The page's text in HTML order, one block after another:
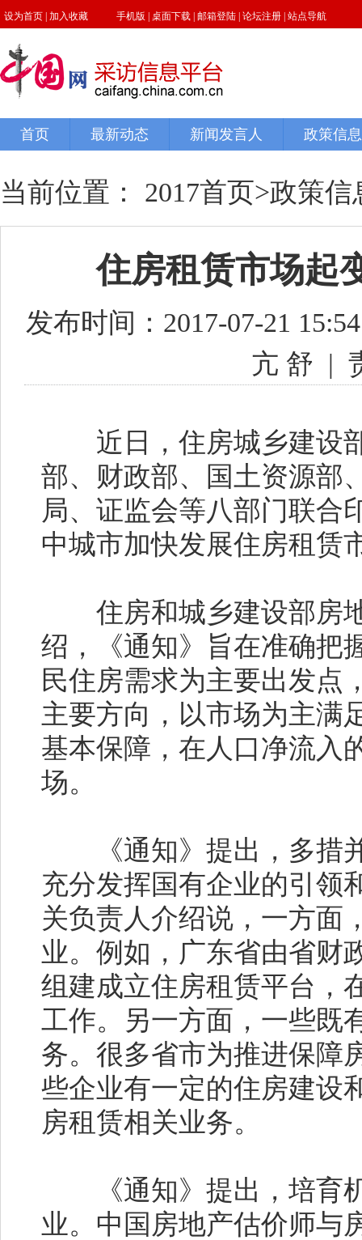
当前位置： 2017首页>政策信
住房租赁市场起
发布时间：2017-07-21
亢 舒 |
近日，住房城乡建设部
部、财政部、国土资源部
局、证监会等八部门联合
中城市加快发展住房租赁
住房和城乡建设部房地
绍，《通知》旨在准确把
民住房需求为主要出发点
主要方向，以市场为主满
基本保障，在人口净流入
场。
《通知》提出，多措并
充分发挥国有企业的引领
关负责人介绍说，一方面
业。例如，广东省由省财
组建成立住房租赁平台，
工作。另一方面，一些既
务。很多省市为推进保障
些企业有一定的住房建设
房租赁相关业务。
《通知》提出，培育机
业。中国房地产估价师与